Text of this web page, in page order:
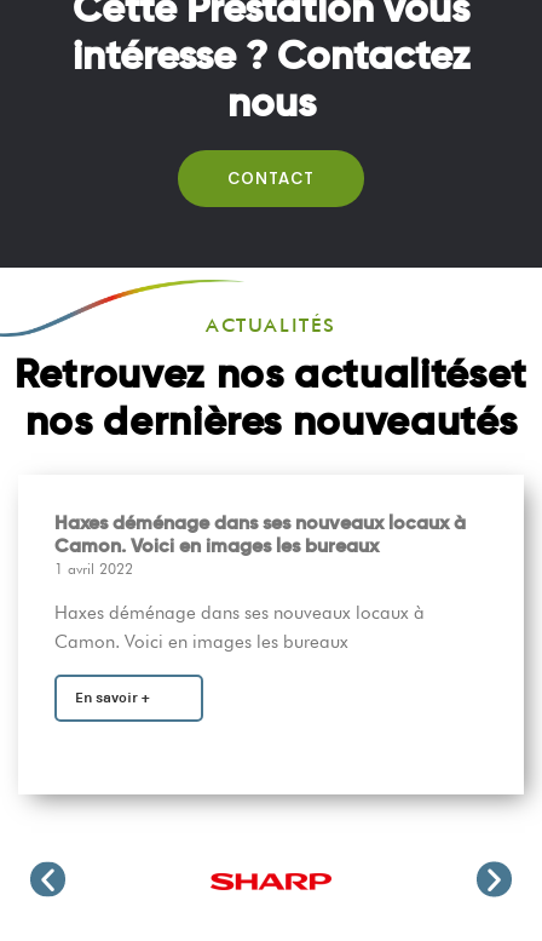
intéresse ? Contactez
nous
CONTACT
ACTUALITÉS
Retrouvez nos actualitéset
nos dernières nouveautés
Haxes déménage dans ses nouveaux locaux à
Camon. Voici en images les bureaux
1 avril 2022
Haxes déménage dans ses nouveaux locaux à
Camon. Voici en images les bureaux
En savoir +